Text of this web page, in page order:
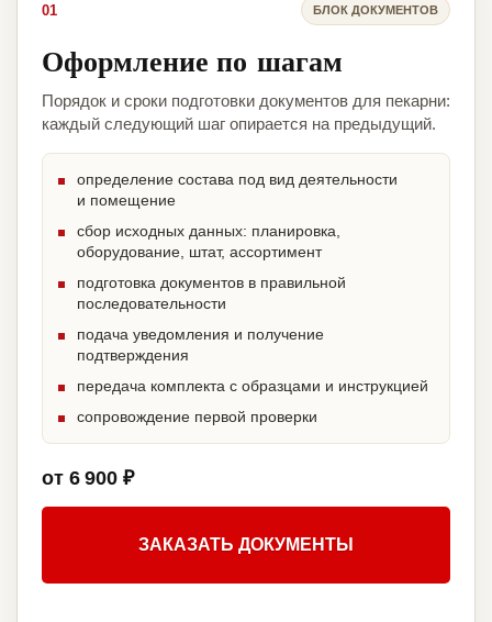
01 БЛОК ДОКУМЕНТОВ
Оформление по шагам
Порядок и сроки подготовки документов для пекарни:
каждый следующий шаг опирается на предыдущий.
определение состава под вид деятельности
и помещение
сбор исходных данных: планировка,
оборудование, штат, ассортимент
подготовка документов в правильной
последовательности
подача уведомления и получение
подтверждения
передача комплекта с образцами и инструкцией
сопровождение первой проверки
от 6 900 ₽
ЗАКАЗАТЬ ДОКУМЕНТЫ